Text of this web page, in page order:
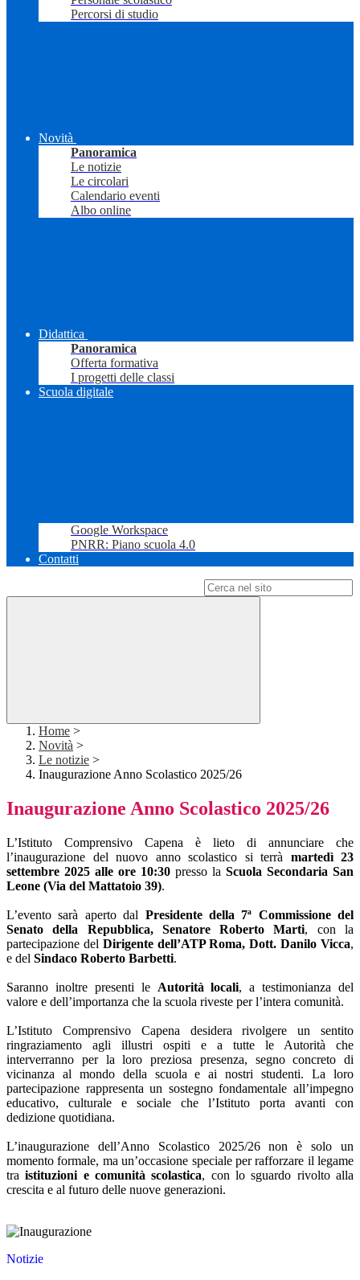
Percorsi di studio
Novità
Panoramica
Le notizie
Le circolari
Calendario eventi
Albo online
Didattica
Panoramica
Offerta formativa
I progetti delle classi
Scuola digitale
Google Workspace
PNRR: Piano scuola 4.0
Contatti
Home >
Novità >
Le notizie >
Inaugurazione Anno Scolastico 2025/26
Inaugurazione Anno Scolastico 2025/26
L’Istituto Comprensivo Capena è lieto di annunciare che
l’inaugurazione del nuovo anno scolastico si terrà martedì 23
settembre 2025 alle ore 10:30 presso la Scuola Secondaria San
Leone (Via del Mattatoio 39).
L’evento sarà aperto dal Presidente della 7ª Commissione del
Senato della Repubblica, Senatore Roberto Marti, con la
partecipazione del Dirigente dell’ATP Roma, Dott. Danilo Vicca,
e del Sindaco Roberto Barbetti.
Saranno inoltre presenti le Autorità locali, a testimonianza del
valore e dell’importanza che la scuola riveste per l’intera comunità.
L’Istituto Comprensivo Capena desidera rivolgere un sentito
ringraziamento agli illustri ospiti e a tutte le Autorità che
interverranno per la loro preziosa presenza, segno concreto di
vicinanza al mondo della scuola e ai nostri studenti. La loro
partecipazione rappresenta un sostegno fondamentale all’impegno
educativo, culturale e sociale che l’Istituto porta avanti con
dedizione quotidiana.
L’inaugurazione dell’Anno Scolastico 2025/26 non è solo un
momento formale, ma un’occasione speciale per rafforzare il legame
traistituzioni e comunità scolastica, con lo sguardo rivolto alla
crescita e al futuro delle nuove generazioni.
Notizie